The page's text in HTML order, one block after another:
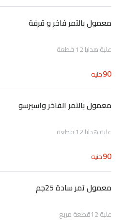
معمول بالتمر فاخر و قرفة
علبة هدايا 12 قطعة
90جنيه
معمول بالتمر الفاخر واسبرسو
علبة هدايا 12 قطعة
90جنيه
معمول تمر سادة 25جم
علبة 12قطعة مربع